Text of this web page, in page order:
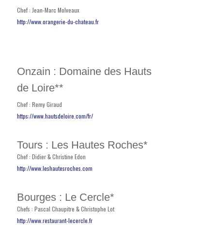
Chef : Jean-Marc Molveaux
http://www.orangerie-du-chateau.fr
Onzain : Domaine des Hauts
de Loire**
Chef : Remy Giraud
https://www.hautsdeloire.com/fr/
Tours : Les Hautes Roches*
Chef : Didier & Christine Edon
http://www.leshautesroches.com
Bourges : Le Cercle*
Chefs : Pascal Chaupitre & Christophe Lot
http://www.restaurant-lecercle.fr